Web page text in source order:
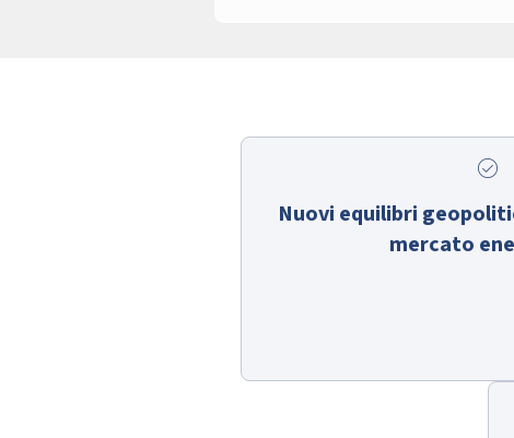
check_circle
Nuovi equilibri
mercato